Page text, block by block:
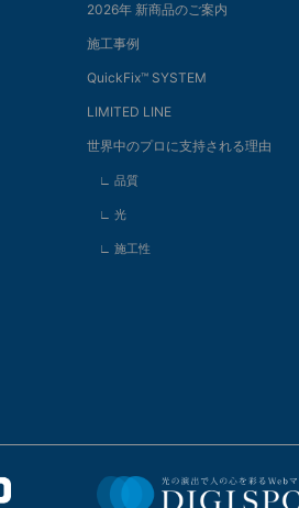
2026年 新商品のご案内
施工事例
QuickFix™️ SYSTEM
LIMITED LINE
世界中のプロに支持される理由
∟ 品質
∟ 光
∟ 施工性